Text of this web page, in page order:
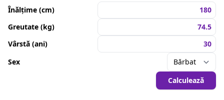
Înălțime (cm)
Greutate (kg)
Vârstă (ani)
Sex
Calculează